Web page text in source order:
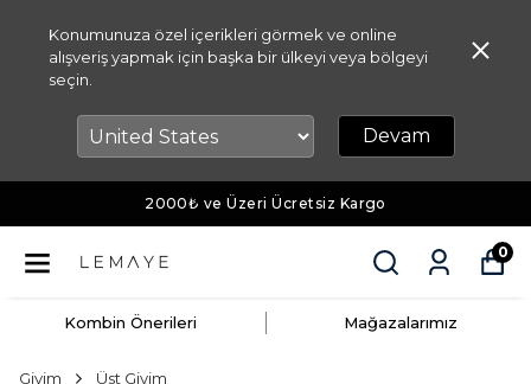
Konumunuza özel içerikleri görmek ve online
alışveriş yapmak için başka bir ülkeyi veya bölgeyi
seçin.
Devam
Vade Farksız 3 Taksit İmkanı
0
Kombin Önerileri Mağazalarımız
Giyim Üst Giyim